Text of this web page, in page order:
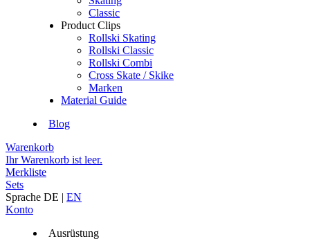
Classic
Product Clips
Rollski Skating
Rollski Classic
Rollski Combi
Cross Skate / Skike
Marken
Material Guide
Blog
Warenkorb
Ihr Warenkorb ist leer.
Merkliste
Sets
Sprache DE | EN
Konto
Ausrüstung